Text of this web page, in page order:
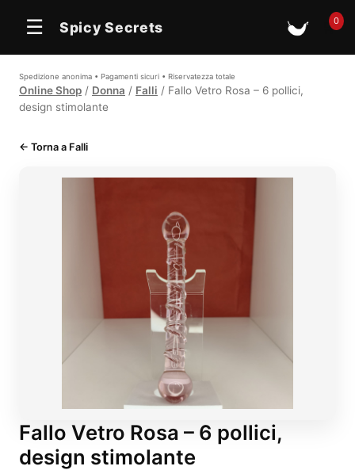
☰ Spicy Secrets 🛒0
Spedizione anonima • Pagamenti sicuri • Riservatezza totale
Online Shop / Donna / Falli / Fallo Vetro Rosa – 6 pollici,
design stimolante
← Torna a Falli
Fallo Vetro Rosa – 6 pollici,
design stimolante
In
In